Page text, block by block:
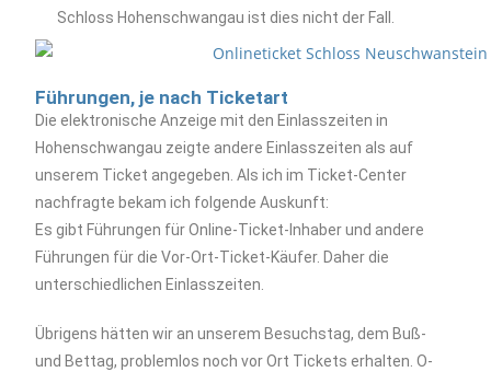
Schloss Hohenschwangau ist dies nicht der Fall.
Führungen, je nach Ticketart
Die elektronische Anzeige mit den Einlasszeiten in
Hohenschwangau zeigte andere Einlasszeiten als auf
unserem Ticket angegeben. Als ich im Ticket-Center
nachfragte bekam ich folgende Auskunft:
Es gibt Führungen für Online-Ticket-Inhaber und andere
Führungen für die Vor-Ort-Ticket-Käufer. Daher die
unterschiedlichen Einlasszeiten.
Übrigens hätten wir an unserem Besuchstag, dem Buß-
und Bettag, problemlos noch vor Ort Tickets erhalten. O-